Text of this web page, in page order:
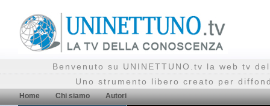
Benvenuto su UNINETTUNO.tv la web tv
Uno strumento libero creato per
Home Chi siamo Autori